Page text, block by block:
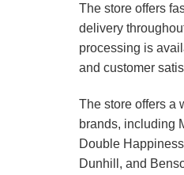
The store offers
delivery
processing is
and customer
The store offers a
brands, including
Double
Dunhill, and